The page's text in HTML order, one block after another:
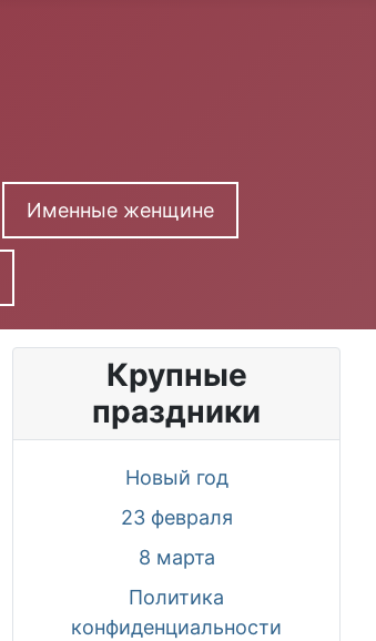
Именные женщине
Скачать картинку для дня
Крупные
праздники
Новый год
23 февраля
8 марта
Политика
конфиденциальности